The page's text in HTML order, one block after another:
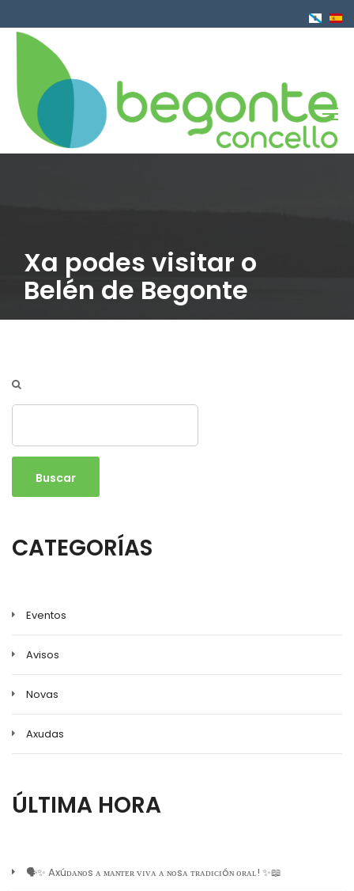
o
Xa podes visitar o
Belén de Begonte
CATEGORÍAS
Eventos
Avisos
Novas
Axudas
ÚLTIMA HORA
🗣️✨ Axúᴅᴀɴᴏs ᴀ ᴍᴀɴᴛᴇʀ ᴠɪᴠᴀ ᴀ ɴᴏsᴀ ᴛʀᴀᴅɪᴄɪóɴ ᴏʀᴀʟ! ✨📖